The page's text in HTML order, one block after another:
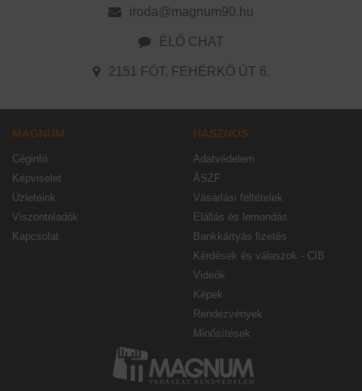
iroda@magnum90.hu
ÉLŐ CHAT
2151 FÓT, FEHÉRKŐ ÚT 6.
MAGNUM
Céginfó
Képviselet
Üzleteink
Viszonteladók
Kapcsolat
HASZNOS
Adatvédelem
ÁSZF
Vásárlási feltételek
Elállás és lemondás
Bankkártyás fizetés
Kérdések és válaszok - CIB
Videók
Képek
Rendezvények
Minősítések